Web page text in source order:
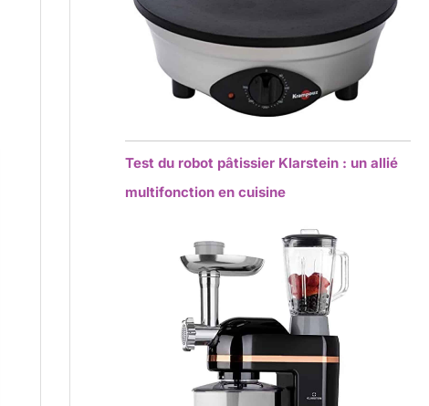
Test du robot pâtissier Klarstein : un allié
multifonction en cuisine